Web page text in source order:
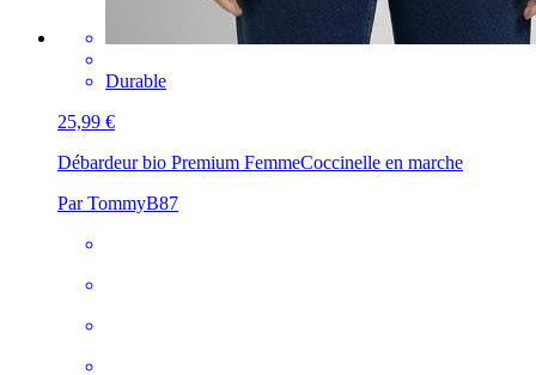
Durable
25,99 €
Débardeur bio Premium FemmeCoccinelle en marche
Par TommyB87